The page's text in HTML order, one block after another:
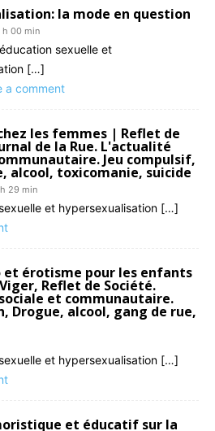
la mode en question
h 00 min
sexuelle et
[…]
a comment
les femmes | Reflet de
de la Rue. L'actualité
Jeu compulsif,
alcool, toxicomanie, suicide
29 min
et hypersexualisation […]
et érotisme pour les enfants
Reflet de Société.
et communautaire.
Drogue, alcool, gang de rue,
et hypersexualisation […]
et éducatif sur la